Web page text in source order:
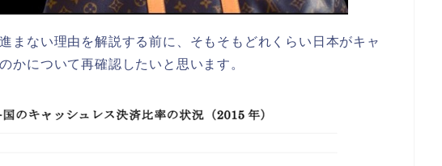
まない理由を解説する前に、そもそもどれくらい日本がキャ
かについて再確認したいと思います。